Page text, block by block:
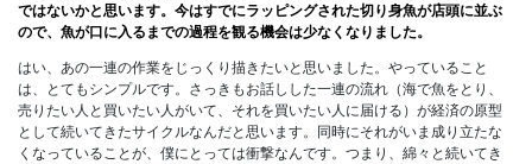
ではないかと思います。今はすでにラッピングされた切り身魚が店頭に並ぶ
ので、魚が口に入るまでの過程を観る機会は少なくなりました。
はい、あの一連の作業をじっくり描きたいと思いました。やっていること
は、とてもシンプルです。さっきもお話しした一連の流れ（海で魚をとり、
売りたい人と買いたい人がいて、それを買いたい人に届ける）が経済の原型
として続いてきたサイクルなんだと思います。同時にそれがいま成り立たな
くなっていることが、僕にとっては衝撃なんです。つまり、綿々と続いてき